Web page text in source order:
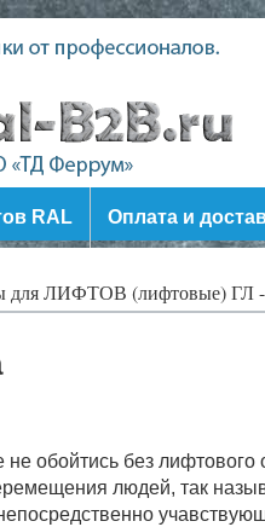
RAL Оплата и
для ЛИФТОВ (лифтовые) ГЛ
обойтись без
людей, так